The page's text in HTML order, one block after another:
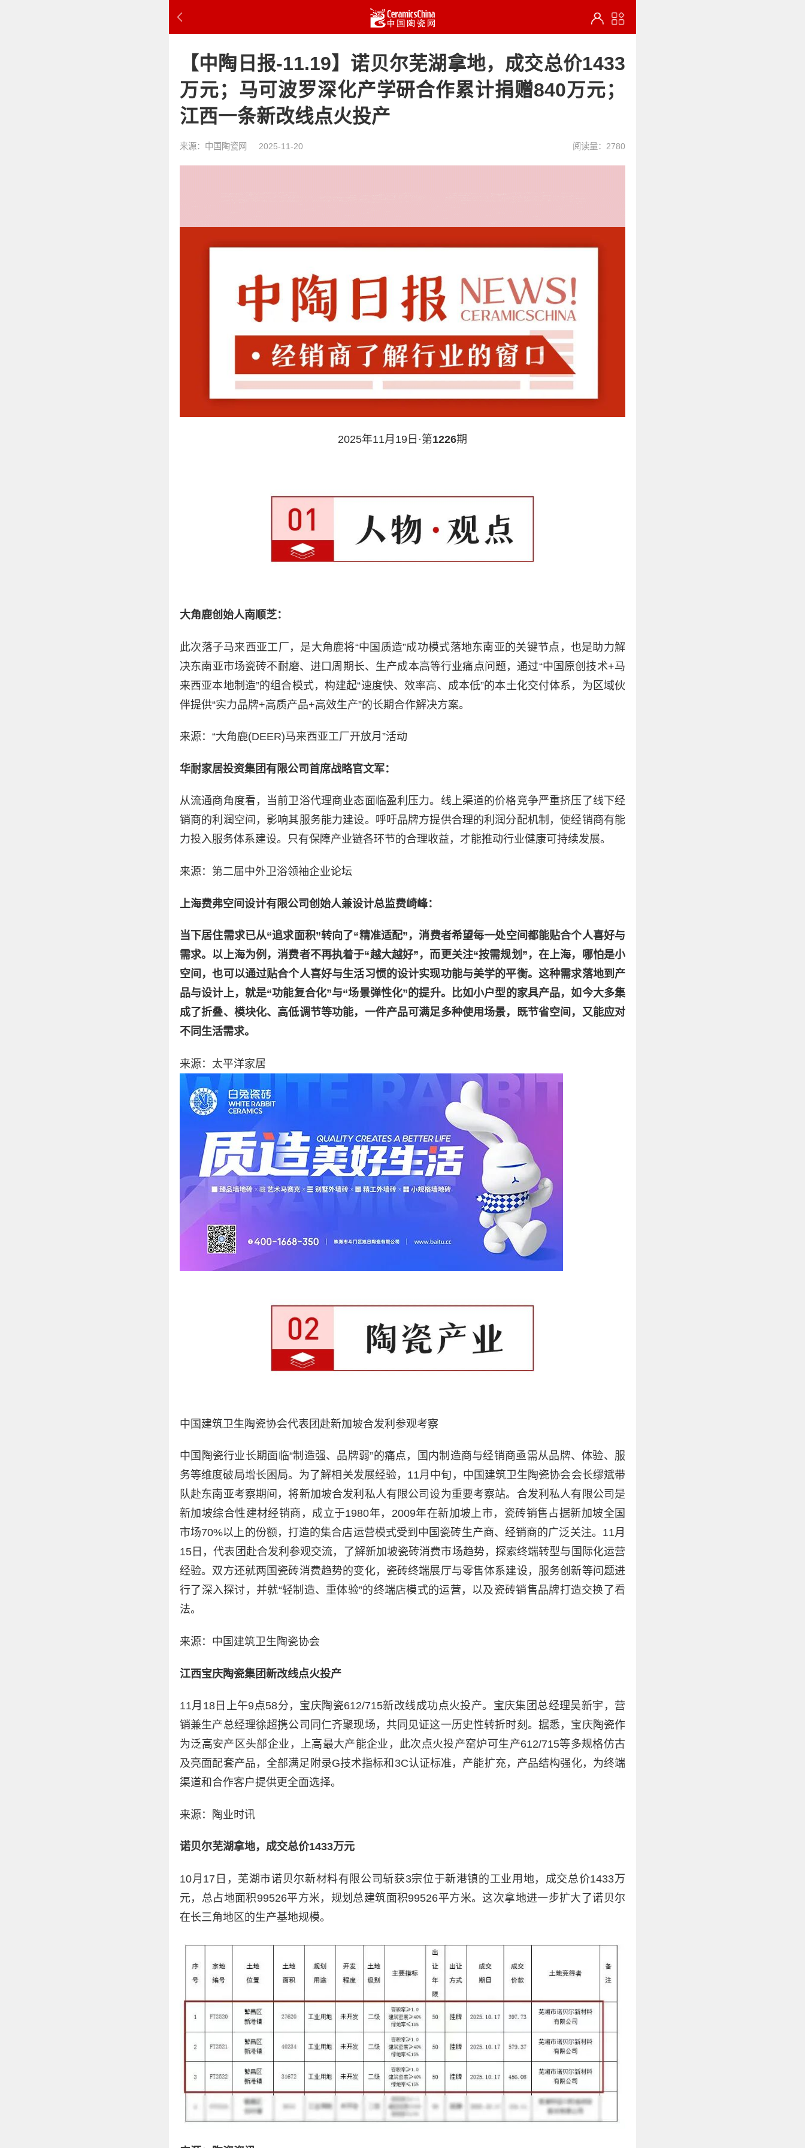
【中陶日报-11.19】诺贝尔芜湖拿地，成交总价1433
万元；马可波罗深化产学研合作累计捐赠840万元；
江西一条新改线点火投产
来源：中国陶瓷网 2025-11-20 阅读量：2780
2025年11月19日·第1226期
大角鹿创始人南顺芝：
此次落子马来西亚工厂，是大角鹿将“中国质造”成功模式落地东南亚的关键节点，也是助力解
决东南亚市场瓷砖不耐磨、进口周期长、生产成本高等行业痛点问题，通过“中国原创技术+马
来西亚本地制造”的组合模式，构建起“速度快、效率高、成本低”的本土化交付体系，为区域伙
伴提供“实力品牌+高质产品+高效生产”的长期合作解决方案。
来源：“大角鹿(DEER)马来西亚工厂开放月”活动
华耐家居投资集团有限公司首席战略官文军：
从流通商角度看，当前卫浴代理商业态面临盈利压力。线上渠道的价格竞争严重挤压了线下经
销商的利润空间，影响其服务能力建设。呼吁品牌方提供合理的利润分配机制，使经销商有能
力投入服务体系建设。只有保障产业链各环节的合理收益，才能推动行业健康可持续发展。
来源：第二届中外卫浴领袖企业论坛
上海费弗空间设计有限公司创始人兼设计总监费崎峰：
当下居住需求已从“追求面积”转向了“精准适配”，消费者希望每一处空间都能贴合个人喜好与
需求。以上海为例，消费者不再执着于“越大越好”，而更关注“按需规划”，在上海，哪怕是小
空间，也可以通过贴合个人喜好与生活习惯的设计实现功能与美学的平衡。这种需求落地到产
品与设计上，就是“功能复合化”与“场景弹性化”的提升。比如小户型的家具产品，如今大多集
成了折叠、模块化、高低调节等功能，一件产品可满足多种使用场景，既节省空间，又能应对
不同生活需求。
来源：太平洋家居
中国建筑卫生陶瓷协会代表团赴新加坡合发利参观考察
中国陶瓷行业长期面临“制造强、品牌弱”的痛点，国内制造商与经销商亟需从品牌、体验、服
务等维度破局增长困局。为了解相关发展经验，11月中旬，中国建筑卫生陶瓷协会会长缪斌带
队赴东南亚考察期间，将新加坡合发利私人有限公司设为重要考察站。合发利私人有限公司是
新加坡综合性建材经销商，成立于1980年，2009年在新加坡上市，瓷砖销售占据新加坡全国
市场70%以上的份额，打造的集合店运营模式受到中国瓷砖生产商、经销商的广泛关注。11月
15日，代表团赴合发利参观交流，了解新加坡瓷砖消费市场趋势，探索终端转型与国际化运营
经验。双方还就两国瓷砖消费趋势的变化，瓷砖终端展厅与零售体系建设，服务创新等问题进
行了深入探讨，并就“轻制造、重体验”的终端店模式的运营，以及瓷砖销售品牌打造交换了看
法。
来源：中国建筑卫生陶瓷协会
江西宝庆陶瓷集团新改线点火投产
11月18日上午9点58分，宝庆陶瓷612/715新改线成功点火投产。宝庆集团总经理吴新宇，营
销兼生产总经理徐超携公司同仁齐聚现场，共同见证这一历史性转折时刻。据悉，宝庆陶瓷作
为泛高安产区头部企业，上高最大产能企业，此次点火投产窑炉可生产612/715等多规格仿古
及亮面配套产品，全部满足附录G技术指标和3C认证标准，产能扩充，产品结构强化，为终端
渠道和合作客户提供更全面选择。
来源：陶业时讯
诺贝尔芜湖拿地，成交总价1433万元
10月17日，芜湖市诺贝尔新材料有限公司斩获3宗位于新港镇的工业用地，成交总价1433万
元，总占地面积99526平方米，规划总建筑面积99526平方米。这次拿地进一步扩大了诺贝尔
在长三角地区的生产基地规模。